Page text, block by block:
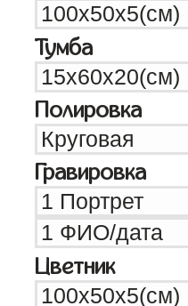
Тумба
Полировка
Гравировка
Цветник